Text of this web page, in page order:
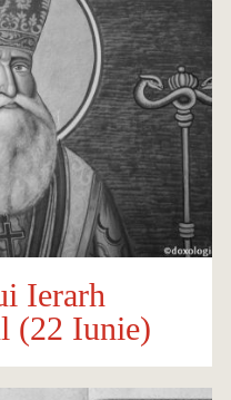
Ierarh
(22 Iunie)